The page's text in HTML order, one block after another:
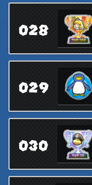
028
029
030